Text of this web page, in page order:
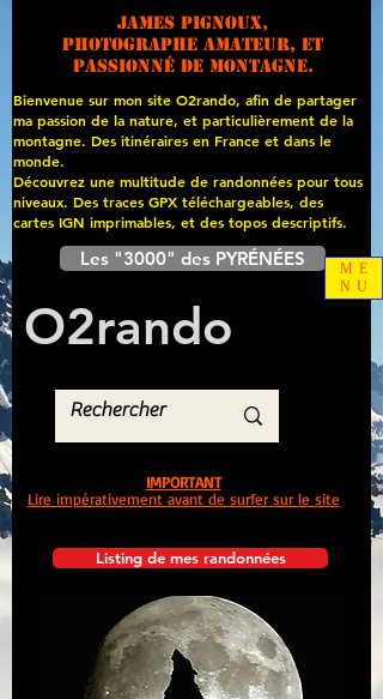
James PIGNOUX,
photographe amateur, et
passionné de montagne.
Bienvenue sur mon site O2rando, afin de partager
ma passion de la nature, et particulièrement de la
montagne. Des itinéraires en France et dans le
monde.
Découvrez une multitude de randonnées pour tous
niveaux. Des traces GPX téléchargeables, des
cartes IGN imprimables, et des topos descriptifs.
Les "3000" des PYRÉNÉES
O2rando
Listing de mes randonnées
IMPORTANT
Lire impérativement avant de surfer sur le site
ME
NU